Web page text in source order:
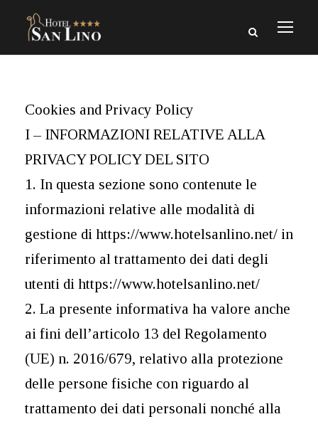
Cookies and Privacy Policy
I – INFORMAZIONI RELATIVE ALLA
PRIVACY POLICY DEL SITO
1. In questa sezione sono contenute le
informazioni relative alle modalità di
gestione di https://www.hotelsanlino.net/ in
riferimento al trattamento dei dati degli
utenti di https://www.hotelsanlino.net/
2. La presente informativa ha valore anche
ai fini dell’articolo 13 del Regolamento
(UE) n. 2016/679, relativo alla protezione
delle persone fisiche con riguardo al
trattamento dei dati personali nonché alla